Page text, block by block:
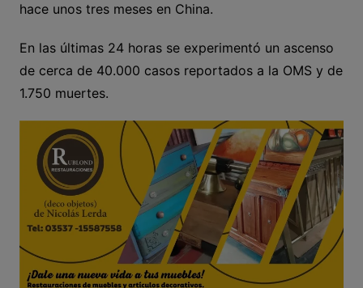
hace unos tres meses en China.
En las últimas 24 horas se experimentó un ascenso
de cerca de 40.000 casos reportados a la OMS y de
1.750 muertes.